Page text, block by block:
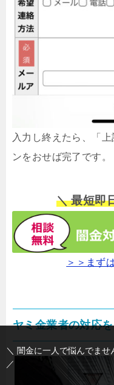
入力し終えたら、「
ンをおせば完了です。
＼ 最短即
＞＞まず
ヤミ金業者の対応
＼ 闇金に一人で悩んでませ
／